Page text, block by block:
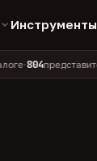
Инструменты
представителей•